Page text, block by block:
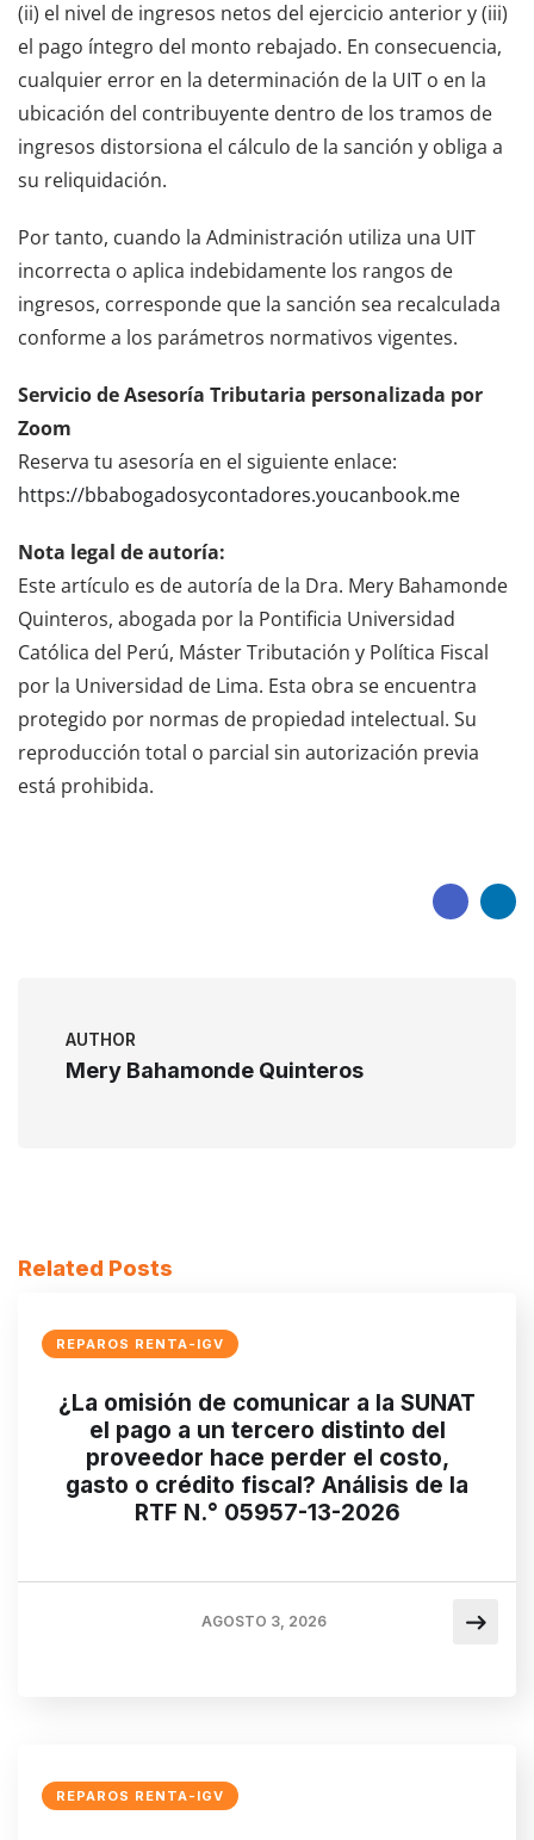
(ii) el nivel de ingresos netos del ejercicio anterior y (iii)
el pago íntegro del monto rebajado. En consecuencia,
cualquier error en la determinación de la UIT o en la
ubicación del contribuyente dentro de los tramos de
ingresos distorsiona el cálculo de la sanción y obliga a
su reliquidación.
Por tanto, cuando la Administración utiliza una UIT
incorrecta o aplica indebidamente los rangos de
ingresos, corresponde que la sanción sea recalculada
conforme a los parámetros normativos vigentes.
Servicio de Asesoría Tributaria personalizada por
Zoom
Reserva tu asesoría en el siguiente enlace:
https://bbabogadosycontadores.youcanbook.me
Nota legal de autoría:
Este artículo es de autoría de la Dra. Mery Bahamonde
Quinteros, abogada por la Pontificia Universidad
Católica del Perú, Máster Tributación y Política Fiscal
por la Universidad de Lima. Esta obra se encuentra
protegido por normas de propiedad intelectual. Su
reproducción total o parcial sin autorización previa
está prohibida.
AUTHOR
Mery Bahamonde Quinteros
Related Posts
REPAROS RENTA-IGV
¿La omisión de comunicar a la SUNAT
el pago a un tercero distinto del
proveedor hace perder el costo,
gasto o crédito fiscal? Análisis de la
RTF N.° 05957-13-2026
AGOSTO 3, 2026
REPAROS RENTA-IGV